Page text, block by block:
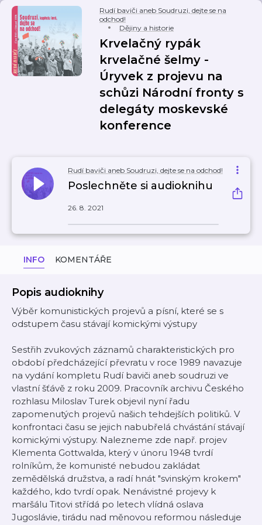
Rudí baviči aneb Soudruzi, dejte se na
odchod!
Dějiny a historie
Krvelačný rypák
krvelačné šelmy -
Úryvek z projevu na
schůzi Národní fronty s
delegáty moskevské
konference
Rudí baviči aneb Soudruzi, dejte se na odchod!
Poslechněte si audioknihu
26. 8. 2021
INFO KOMENTÁŘE
Popis audioknihy
Výběr komunistických projevů a písní, které se s
odstupem času stávají komickými výstupy
Sestřih zvukových záznamů charakteristických pro
období předcházející převratu v roce 1989 navazuje
na vydání kompletu Rudí baviči aneb soudruzi ve
vlastní šťávě z roku 2009. Pracovník archivu Českého
rozhlasu Miloslav Turek objevil nyní řadu
zapomenutých projevů našich tehdejších politiků. V
konfrontaci času se jejich nabubřelá chvástání stávají
komickými výstupy. Nalezneme zde např. projev
Klementa Gottwalda, který v únoru 1948 tvrdí
rolníkům, že komunisté nebudou zakládat
zemědělská družstva, a radí hnát "svinským krokem"
každého, kdo tvrdí opak. Nenávistné projevy k
maršálu Titovi střídá po letech vlídná oslava
Jugoslávie, tirádu nad měnovou reformou následuje